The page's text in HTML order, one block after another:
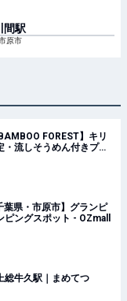
間駅
原市
FOREST】キリ
流しそうめん付きプラ
生に旅心を～
葉県・市原市】グランピ
ングスポット - OZmall
総牛久駅｜まめてつ